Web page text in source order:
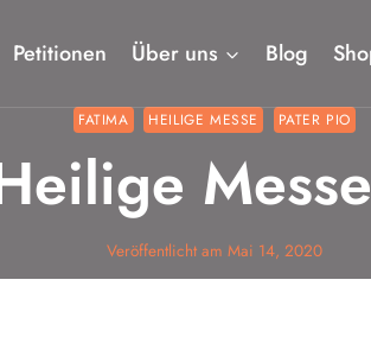
Petitionen Über uns Blog
FATIMA HEILIGE MESSE PATER PIO
Veröffentlicht am Mai 14, 2020